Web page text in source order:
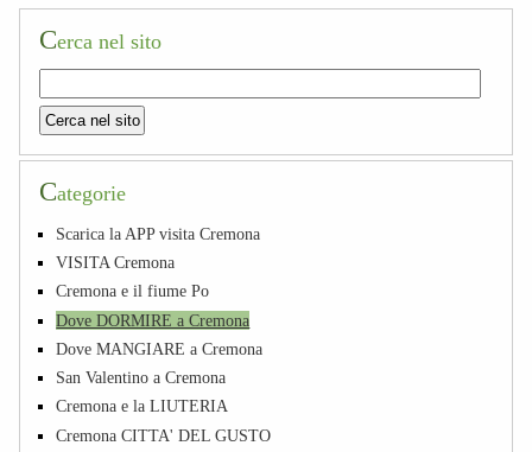
Cerca nel sito
Categorie
Scarica la APP visita Cremona
VISITA Cremona
Cremona e il fiume Po
Dove DORMIRE a Cremona
Dove MANGIARE a Cremona
San Valentino a Cremona
Cremona e la LIUTERIA
Cremona CITTA' DEL GUSTO